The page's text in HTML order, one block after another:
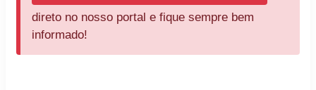
direto no nosso portal e fique sempre bem
informado!